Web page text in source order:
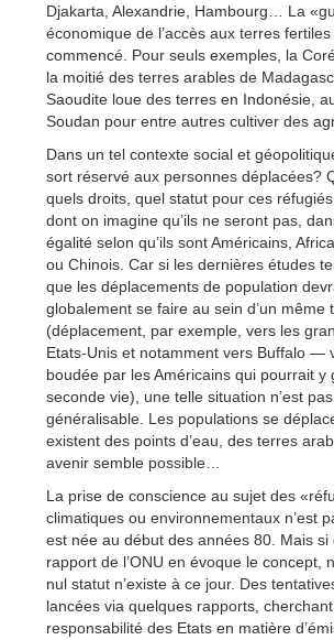
Djakarta, Alexandrie, Hambourg… La
économique de l’accès aux terres
commencé. Pour seuls exemples, la
la moitié des terres arables de
Saoudite loue des terres en Indonésie,
Soudan pour entre autres cultiver des
Dans un tel contexte social et
sort réservé aux personnes déplacées?
quels droits, quel statut pour ces
dont on imagine qu’ils ne seront pas,
égalité selon qu’ils sont Américains,
ou Chinois. Car si les dernières études
que les déplacements de population
globalement se faire au sein d’un même
(déplacement, par exemple, vers les
Etats-Unis et notamment vers Buffalo —
boudée par les Américains qui pourrait y
seconde vie), une telle situation n’est
généralisable. Les populations se
existent des points d’eau, des terres
avenir semble possible…
La prise de conscience au sujet des
climatiques ou environnementaux n’est
est née au début des années 80. Mais si
rapport de l’ONU en évoque le concept,
nul statut n’existe à ce jour. Des
lancées via quelques rapports,
responsabilité des Etats en matière